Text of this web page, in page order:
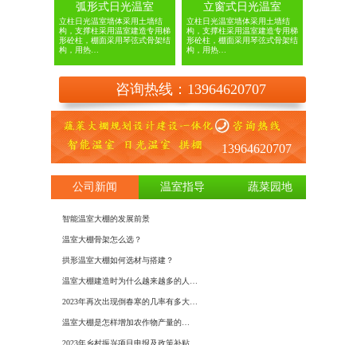
弧形式日光温室
立柱日光温室墙体采用土墙结
构，支撑柱采用温室建造专用梯
形砼柱，棚面采用琴弦式骨架结
构，用热…
立窗式日光温室
立柱日光温室墙体采用土墙结
构，支撑柱采用温室建造专用梯
形砼柱，棚面采用琴弦式骨架结
构，用热…
咨询热线：13964620707
13964620707
公司新闻 温室指导 蔬菜园地
智能温室大棚的发展前景
温室大棚骨架怎么选？
拱形温室大棚如何选材与搭建？
温室大棚建造时为什么越来越多的人…
2023年再次出现倒春寒的几率有多大…
​温室大棚是怎样增加农作物产量的…
2023年乡村振兴项目申报及政策补贴…